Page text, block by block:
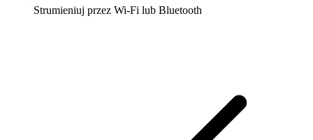
Strumieniuj przez Wi-Fi lub Bluetooth